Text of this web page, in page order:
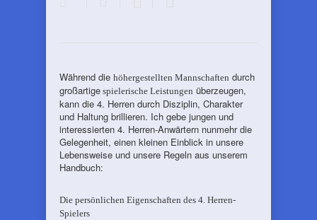
Während die höhergestellten Mannschaften durch
großartige spielerische Leistungen überzeugen,
kann die 4. Herren durch Disziplin, Charakter
und Haltung brillieren. Ich gebe jungen und
interessierten 4. Herren-Anwärtern nunmehr die
Gelegenheit, einen kleinen Einblick in unsere
Lebensweise und unsere Regeln aus unserem
Handbuch:
Die persönlichen Eigenschaften des 4. Herren-
Spielers